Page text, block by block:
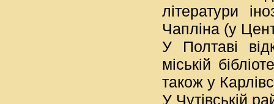
літератури
Чапліна (у
У Полтаві
міській
також у
У Чутівській